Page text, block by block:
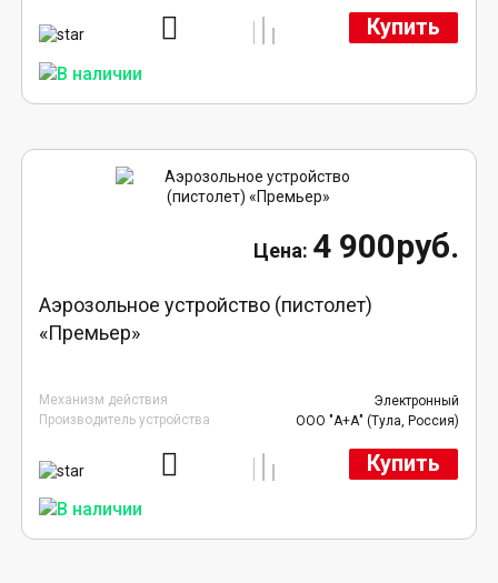
Купить
4 900руб.
Аэрозольное устройство (пистолет)
«Премьер»
Механизм действия
Электронный
Производитель устройства
ООО "А+А" (Тула, Россия)
Купить